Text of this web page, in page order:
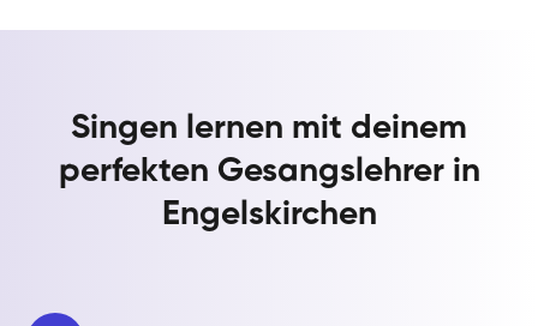
Singen lernen mit deinem
perfekten Gesangslehrer in
Engelskirchen